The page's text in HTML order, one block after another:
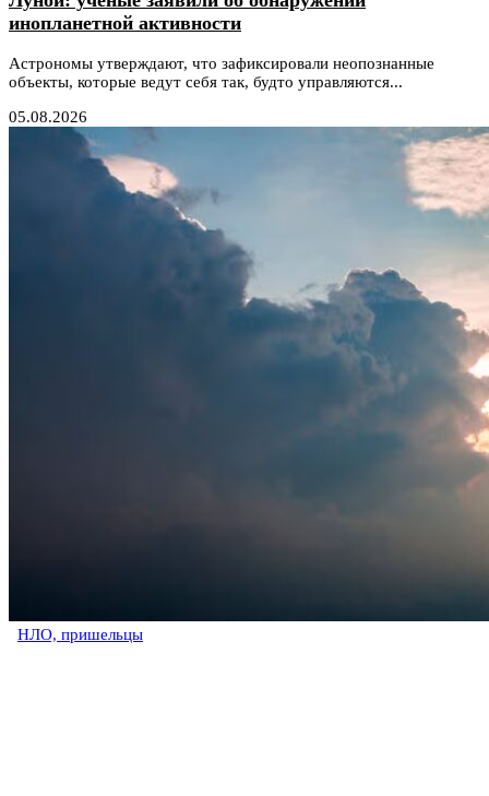
инопланетной активности
Астрономы утверждают, что зафиксировали неопознанные
объекты, которые ведут себя так, будто управляются...
05.08.2026
НЛО, пришельцы